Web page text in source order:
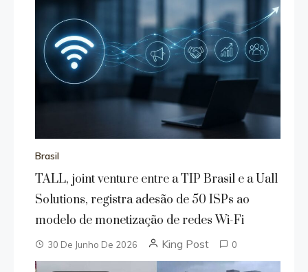
Brasil
TALL, joint venture entre a TIP Brasil e a Uall
Solutions, registra adesão de 50 ISPs ao
modelo de monetização de redes Wi-Fi
30 De Junho De 2026 King Post 0